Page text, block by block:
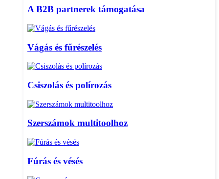
A B2B partnerek támogatása
Vágás és fűrészelés
Csiszolás és polírozás
Szerszámok multitoolhoz
Fúrás és vésés